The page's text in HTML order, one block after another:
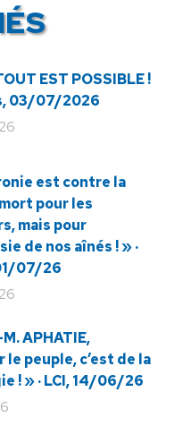
EST POSSIBLE !
03/07/2026
est contre la
pour les
mais pour
de nos aînés ! » ·
07/26
APHATIE,
peuple, c’est de la
! » · LCI, 14/06/26